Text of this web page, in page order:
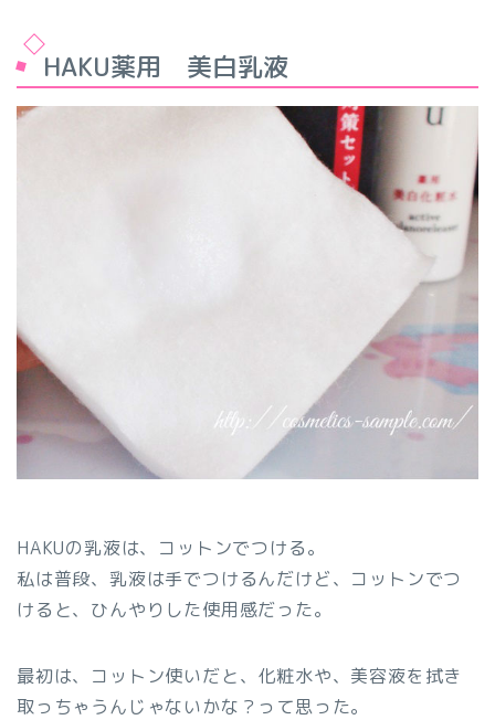
HAKU薬用 美白乳液
HAKUの乳液は、コットンでつける。
私は普段、乳液は手でつけるんだけど、コットンでつ
けると、ひんやりした使用感だった。
最初は、コットン使いだと、化粧水や、美容液を拭き
取っちゃうんじゃないかな？って思った。